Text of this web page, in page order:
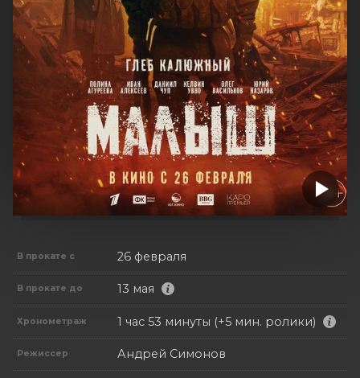
В прокате с 26 февраля
В прокате до 13 мая
Хронометраж 1 час 53 минуты (+5 мин. ролики)
Режиссер Андрей Симонов